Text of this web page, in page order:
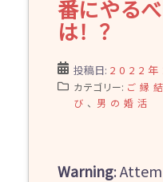
番にやる
は！？
投稿日: 2022年
カテゴリー: ご縁
び 、 男の婚活
Warning: